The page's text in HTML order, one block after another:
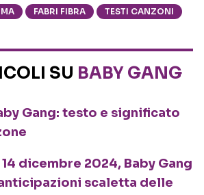
FABRI FIBRA TESTI CANZONI
SU BABY GANG
Gang: testo e significato
dicembre 2024, Baby Gang
scaletta delle